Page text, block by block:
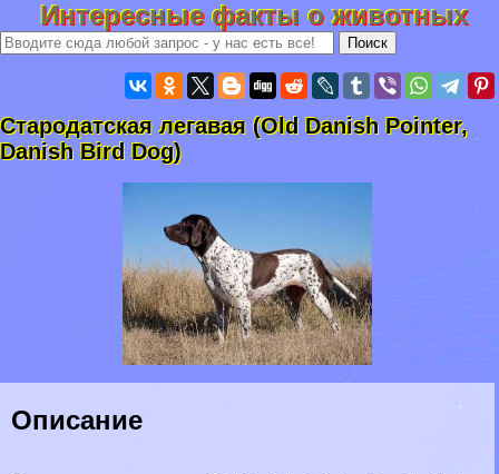
Интересные факты о животных
Стародатская легавая (Old Danish Pointer,
Danish Bird Dog)
Описание